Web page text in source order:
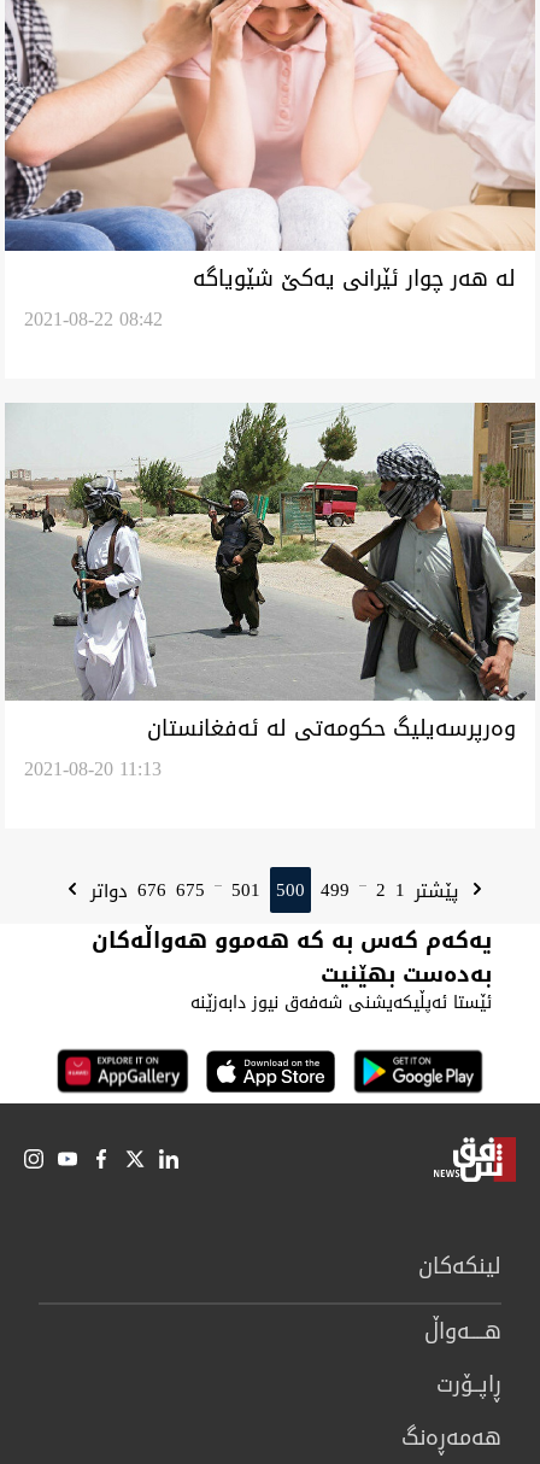
لە هەر چوار ئێرانی یەکێ شێویاگە
2021-08-22 08:42
وەرپرسەیليگ حکومەتی لە ئەفغانستان
2021-08-20 11:13
پێشتر 1
2
...
499
500
501
...
675
676 دواتر
یەکەم کەس بە کە هەموو هەواڵەکان
بەدەست بهێنیت
ئێستا ئەپڵیکەیشنی شەفەق نیوز دابەزێنە
لینكەكان
هــــه‌واڵ
ڕاپــۆرت
هه‌مه‌ڕه‌نگ